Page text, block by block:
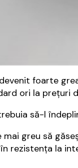
foarte
ori la prețuri
să-l
greu să
rezistența la